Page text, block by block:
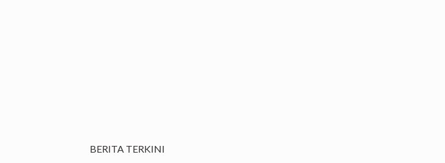
BERITA TERKINI